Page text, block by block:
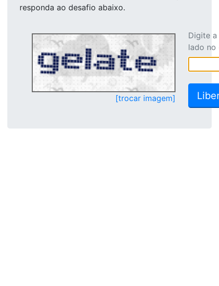
responda ao desafio abaixo.
[trocar imagem]
Digite
lado no